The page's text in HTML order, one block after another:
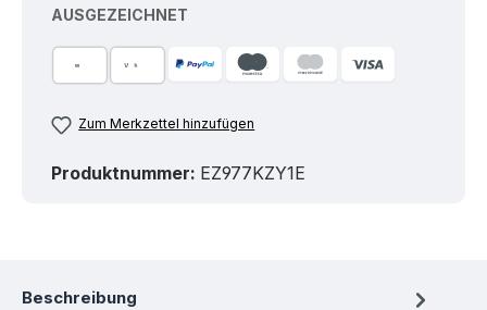
AUSGEZEICHNET
Zum Merkzettel hinzufügen
Produktnummer: EZ977KZY1E
Beschreibung